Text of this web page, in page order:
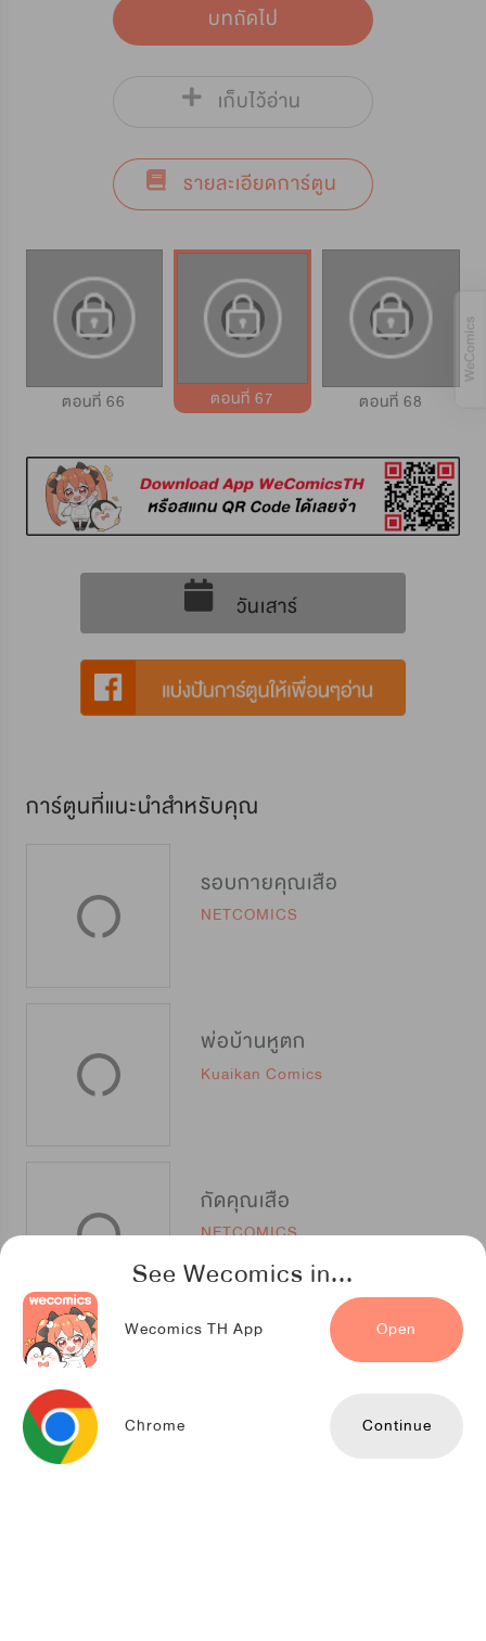
See Wecomics in...
Wecomics TH App Open
Chrome Continue
บทถัดไป
เก็บไว้อ่าน
รายละเอียดการ์ตูน
ตอนที่ 66 ตอนที่ 67 ตอนที่ 68
วันเสาร์
การ์ตูนที่แนะนำสำหรับคุณ
รอบกายคุณเสือ
NETCOMICS
พ่อบ้านหูตก
Kuaikan Comics
กัดคุณเสือ
NETCOMICS
งับผมทีคุณหมาป่า